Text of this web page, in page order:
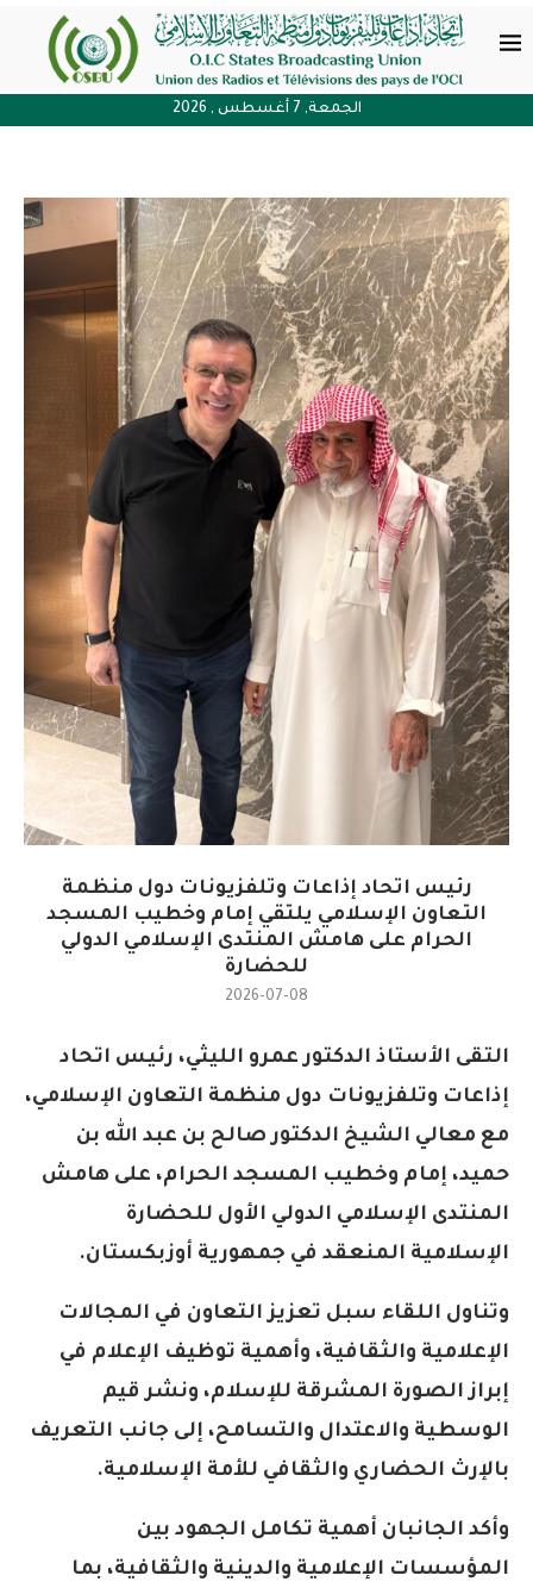
الجمعة, 7 أغسطس , 2026
رئيس اتحاد إذاعات وتلفزيونات دول منظمة
التعاون الإسلامي يلتقي إمام وخطيب المسجد
الحرام على هامش المنتدى الإسلامي الدولي
للحضارة
2026-07-08
التقى الأستاذ الدكتور عمرو الليثي، رئيس اتحاد
إذاعات وتلفزيونات دول منظمة التعاون الإسلامي،
مع معالي الشيخ الدكتور صالح بن عبد الله بن
حميد، إمام وخطيب المسجد الحرام، على هامش
المنتدى الإسلامي الدولي الأول للحضارة
الإسلامية المنعقد في جمهورية أوزبكستان.
وتناول اللقاء سبل تعزيز التعاون في المجالات
الإعلامية والثقافية، وأهمية توظيف الإعلام في
إبراز الصورة المشرقة للإسلام، ونشر قيم
الوسطية والاعتدال والتسامح، إلى جانب التعريف
بالإرث الحضاري والثقافي للأمة الإسلامية.
وأكد الجانبان أهمية تكامل الجهود بين
المؤسسات الإعلامية والدينية والثقافية، بما